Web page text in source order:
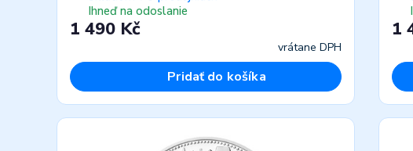
Ihneď na odoslanie
1 490 Kč
vrátane DPH
Pridať do košíka
1